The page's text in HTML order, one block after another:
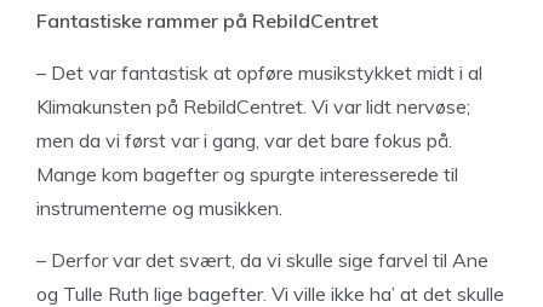
Fantastiske rammer på RebildCentret
– Det var fantastisk at opføre musikstykket midt i al
Klimakunsten på RebildCentret. Vi var lidt nervøse;
men da vi først var i gang, var det bare fokus på.
Mange kom bagefter og spurgte interesserede til
instrumenterne og musikken.
– Derfor var det svært, da vi skulle sige farvel til Ane
og Tulle Ruth lige bagefter. Vi ville ikke ha’ at det skulle